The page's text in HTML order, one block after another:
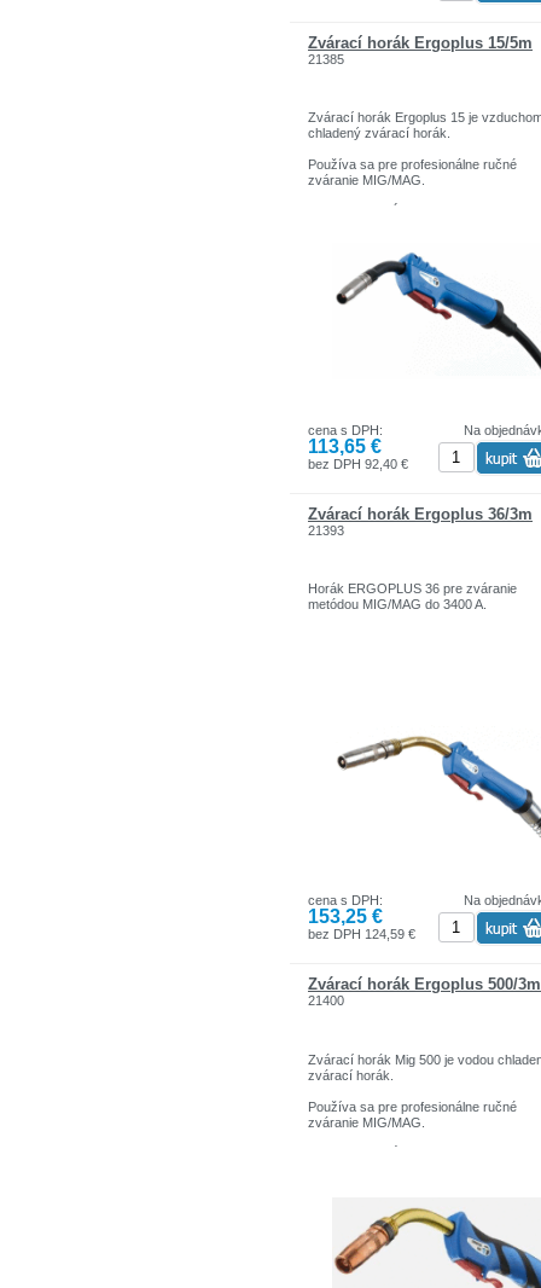
Zvárací horák Ergoplus 15/5m
21385
Zvárací horák Ergoplus 15 je
chladený zvárací horák.
Používa sa pre profesionálne ručné
zváranie MIG/MAG.
KONEKTOR.
POPIS HODNOTA
Na
cena s DPH:
113,65 €
bez DPH 92,40 €
Zvárací horák Ergoplus 36/3m
21393
Horák ERGOPLUS 36 pre zváranie
metódou MIG/MAG do 3400 A.
Na
cena s DPH:
153,25 €
bez DPH 124,59 €
Zvárací horák Ergoplus 500/3m
21400
Zvárací horák Mig 500 je vodou
zvárací horák.
Používa sa pre profesionálne ručné
zváranie MIG/MAG.
POPIS HODNOTA
Chladenie vzduch
Zaťažovateľ CO2 60 % 500A
Zaťažovateľ MIX 60 % 450 A